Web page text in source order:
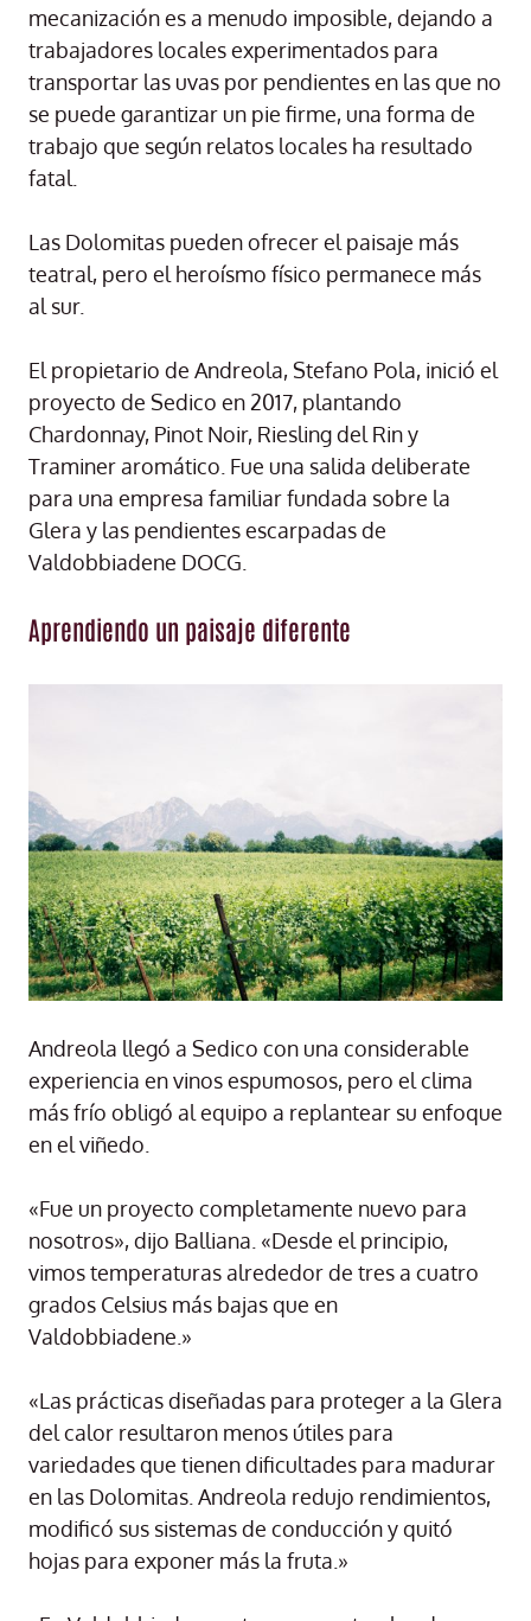
mecanización es a menudo imposible, dejando a
trabajadores locales experimentados para
transportar las uvas por pendientes en las que no
se puede garantizar un pie firme, una forma de
trabajo que según relatos locales ha resultado
fatal.
Las Dolomitas pueden ofrecer el paisaje más
teatral, pero el heroísmo físico permanece más
al sur.
El propietario de Andreola, Stefano Pola, inició el
proyecto de Sedico en 2017, plantando
Chardonnay, Pinot Noir, Riesling del Rin y
Traminer aromático. Fue una salida deliberate
para una empresa familiar fundada sobre la
Glera y las pendientes escarpadas de
Valdobbiadene DOCG.
Aprendiendo un paisaje diferente
Andreola llegó a Sedico con una considerable
experiencia en vinos espumosos, pero el clima
más frío obligó al equipo a replantear su enfoque
en el viñedo.
«Fue un proyecto completamente nuevo para
nosotros», dijo Balliana. «Desde el principio,
vimos temperaturas alrededor de tres a cuatro
grados Celsius más bajas que en
Valdobbiadene.»
«Las prácticas diseñadas para proteger a la Glera
del calor resultaron menos útiles para
variedades que tienen dificultades para madurar
en las Dolomitas. Andreola redujo rendimientos,
modificó sus sistemas de conducción y quitó
hojas para exponer más la fruta.»